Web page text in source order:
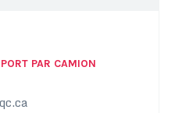
PAR CAMION